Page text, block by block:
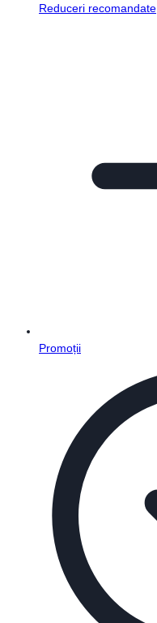
Reduceri recomandate
Promoții